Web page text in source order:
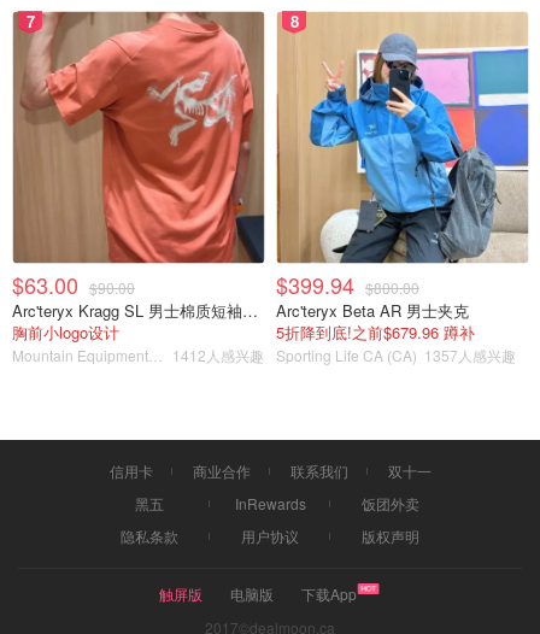
7
$63.00 $90.00
Arc'teryx Kragg SL 男士棉质短袖T恤
胸前小logo设计
1412人感兴趣
8
$399.94 $800.00
Arc'teryx Beta AR 男士夹克
5折降到底!之前$679.96 蹲补
Sporting Life CA (CA) 1357人感兴趣
信用卡 商业合作 联系我们
双十一
黑五
InRewards
饭团外卖
隐私条款
用户协议 版权声明
触屏版 电脑版
下载App
2017©dealmoon.ca